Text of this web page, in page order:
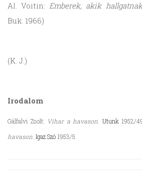
Al. Voitin:Emberek, akik hallgatnak
Buk. 1966)
(K. J.)
Irodalom
Gálfalvi Zsolt: Vihar a havason. Utunk1952/
havason. Igaz Szó1953/5.